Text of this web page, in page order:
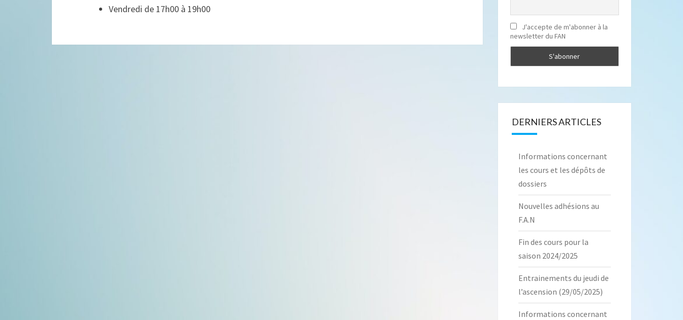
Vendredi de 17h00 à 19h00
J'accepte de m'abonner à la
newsletter du FAN
DERNIERS ARTICLES
Informations concernant
les cours et les dépôts de
dossiers
Nouvelles adhésions au
F.A.N
Fin des cours pour la
saison 2024/2025
Entrainements du jeudi de
l’ascension (29/05/2025)
Informations concernant